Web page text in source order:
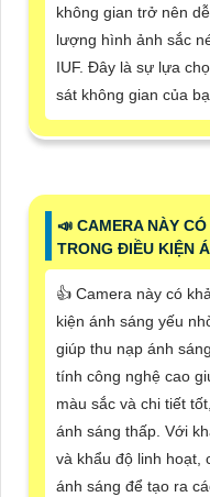
không gian trở nên
lượng hình ảnh sắc
IUF. Đây là sự lựa
sát không gian của
📣 CAMERA NÀY
TRONG ĐIỀU KIỆN
👍 Camera này có
kiện ánh sáng yếu
giúp thu nạp ánh
tính công nghệ cao
màu sắc và chi tiết
ánh sáng thấp. Với
và khẩu độ linh hoạt,
ánh sáng để tạo ra